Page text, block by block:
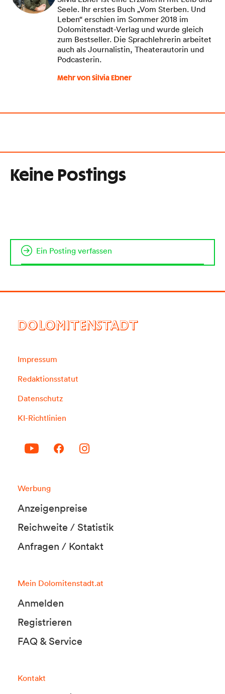
Seele. Ihr erstes Buch „Vom Sterben. Und
Leben“ erschien im Sommer 2018 im
Dolomitenstadt-Verlag und wurde gleich
zum Bestseller. Die Sprachlehrerin arbeitet
auch als Journalistin, Theaterautorin und
Podcasterin.
Mehr von Silvia Ebner
Keine Postings
Ein Posting verfassen
DOLOMITENSTADT
Impressum
Redaktionsstatut
Datenschutz
KI-Richtlinien
Werbung
Anzeigenpreise
Reichweite / Statistik
Anfragen / Kontakt
Mein Dolomitenstadt.at
Anmelden
Registrieren
FAQ & Service
Kontakt